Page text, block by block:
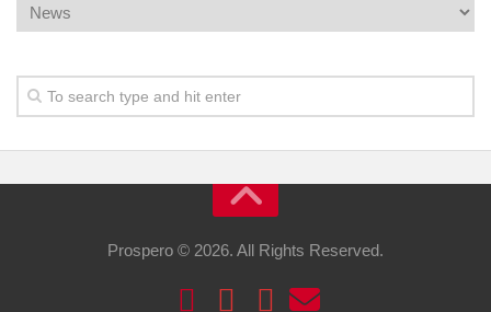
Prospero © 2026. All Rights Reserved.